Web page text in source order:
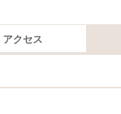
アクセス